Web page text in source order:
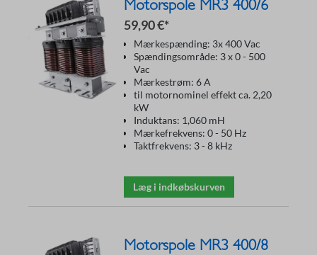
Motorspole MR3 400/6
59,90 €*
Mærkespænding: 3x 400 Vac
Spændingsområde: 3 x 0 - 500
Vac
Mærkestrøm: 6 A
til motornominel effekt ca. 2,20
kW
Induktans: 1,060 mH
Mærkefrekvens: 0 - 50 Hz
Taktfrekvens: 3 - 8 kHz
Læg i indkøbskurven
Motorspole MR3 400/8